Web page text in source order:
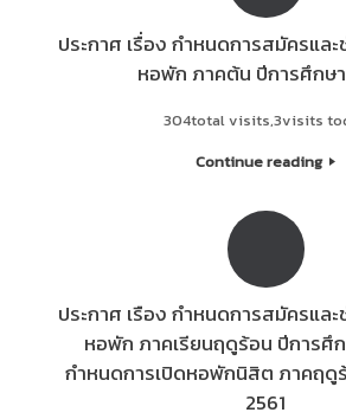
ประกาศ เรื่อง กำหนดการสมัครและ
หอพัก ภาคต้น ปีการศึกษ
304total visits,3visits
Continue reading
ประกาศ เรือง กำหนดการสมัครและ
หอพัก ภาคเรียนฤดูร้อน ปีการศึก
กำหนดการเปิดหอพักนิสิต ภาคฤดู
2561